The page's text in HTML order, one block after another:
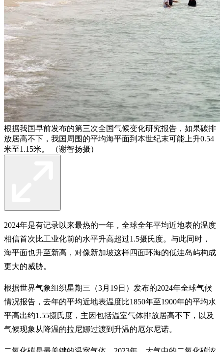
根据我国早前发布的第三次全国气候变化研究报告，如果碳排
放居高不下，我国周围的平均海平面到本世纪末可能上升0.54
米至1.15米。 （谢智扬摄）
2024年是有记录以来最热的一年，全球全年平均近地表的温度
相信首次比工业化前的水平升高超过1.5摄氏度。与此同时，
海平面也升至新高，对像新加坡这样四面环海的低洼岛屿构成
更大的威胁。
根据世界气象组织星期三（3月19日）发布的2024年全球气候
情况报告，去年的平均近地表温度比1850年至1900年的平均水
平高出约1.55摄氏度，主因包括温室气体排放居高不下，以及
气候现象从降温的拉尼娜过渡到升温的厄尔尼诺。